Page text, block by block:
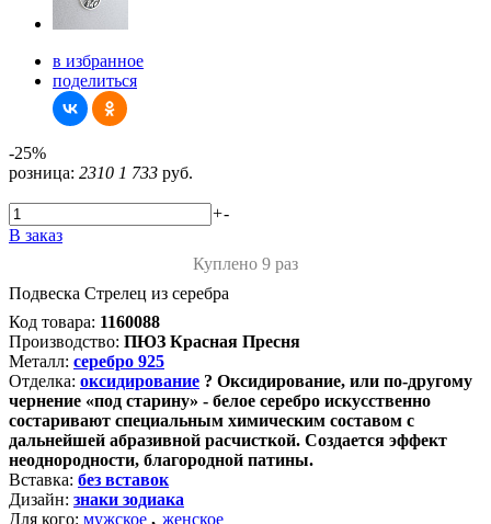
в избранное
поделиться
-25%
розница: 2310 1 733 руб.
+-
В заказ
Куплено 9 раз
Подвеска Стрелец из серебра
Код товара: 1160088
Производство: ПЮЗ Красная Пресня
Металл: серебро 925
Отделка: оксидирование ? Оксидирование, или по-другому
чернение «под старину» - белое серебро искусственно
состаривают специальным химическим составом с
дальнейшей абразивной расчисткой. Создается эффект
неоднородности, благородной патины.
Вставка: без вставок
Дизайн: знаки зодиака
Для кого: мужское , женское